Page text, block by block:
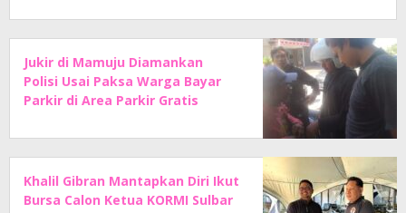
Jukir di Mamuju Diamankan
Polisi Usai Paksa Warga Bayar
Parkir di Area Parkir Gratis
Khalil Gibran Mantapkan Diri Ikut
Bursa Calon Ketua KORMI Sulbar